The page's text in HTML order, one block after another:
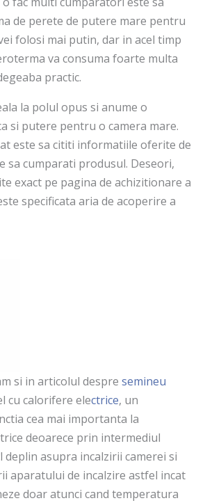
de perete de putere mare pentru
folosi mai putin, dar in acel timp
va consuma foarte multa
practic.
la polul opus si anume o
si putere pentru o camera mare.
este sa cititi informatiile oferite de
sa cumparati produsul. Deseori,
exact pe pagina de achizitionare a
specificata aria de acoperire a
si in articolul despre semineu
cu calorifere electrice, un
cea mai importanta la
deoarece prin intermediul
deplin asupra incalzirii camerei si
aparatului de incalzire astfel incat
doar atunci cand temperatura